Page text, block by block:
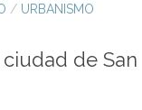
/ URBANISMO
de San